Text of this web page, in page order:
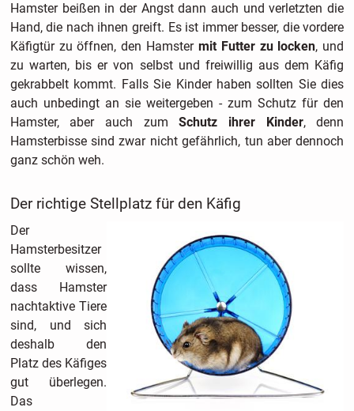
Hamster beißen in der Angst dann auch und verletzten die
Hand, die nach ihnen greift. Es ist immer besser, die vordere
Käfigtür zu öffnen, den Hamstermit Futter zu locken, und
zu warten, bis er von selbst und freiwillig aus dem Käfig
gekrabbelt kommt. Falls Sie Kinder haben sollten Sie dies
auch unbedingt an sie weitergeben - zum Schutz für den
Hamster, aber auch zumSchutz ihrer Kinder, denn
Hamsterbisse sind zwar nicht gefährlich, tun aber dennoch
ganz schön weh.
Der richtige Stellplatz für den Käfig
Der
Hamsterbesitzer
sollte wissen,
dass Hamster
nachtaktive Tiere
sind, und sich
deshalb den
Platz des Käfiges
gut überlegen.
Das